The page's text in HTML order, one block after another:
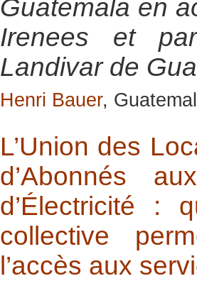
Guatemala en
Irenees et
Landivar de
Henri Bauer,
L’Union des
d’Abonnés
d’Électricité :
collective
l’accès aux